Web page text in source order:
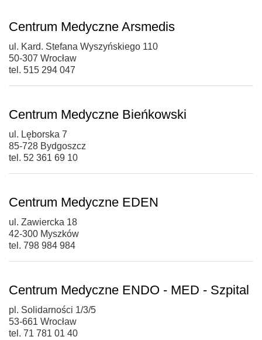
Centrum Medyczne Arsmedis
ul. Kard. Stefana Wyszyńskiego 110
50-307 Wrocław
tel. 515 294 047
Centrum Medyczne Bieńkowski
ul. Lęborska 7
85-728 Bydgoszcz
tel. 52 361 69 10
Centrum Medyczne EDEN
ul. Zawiercka 18
42-300 Myszków
tel. 798 984 984
Centrum Medyczne ENDO - MED - Szpital
pl. Solidarności 1/3/5
53-661 Wrocław
tel. 71 781 01 40